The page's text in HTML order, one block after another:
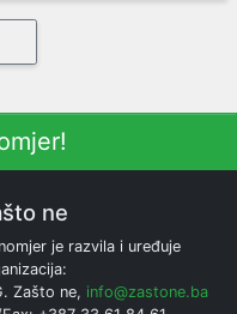
ne
je razvila i uređuje
Zašto ne, info@zastone.ba